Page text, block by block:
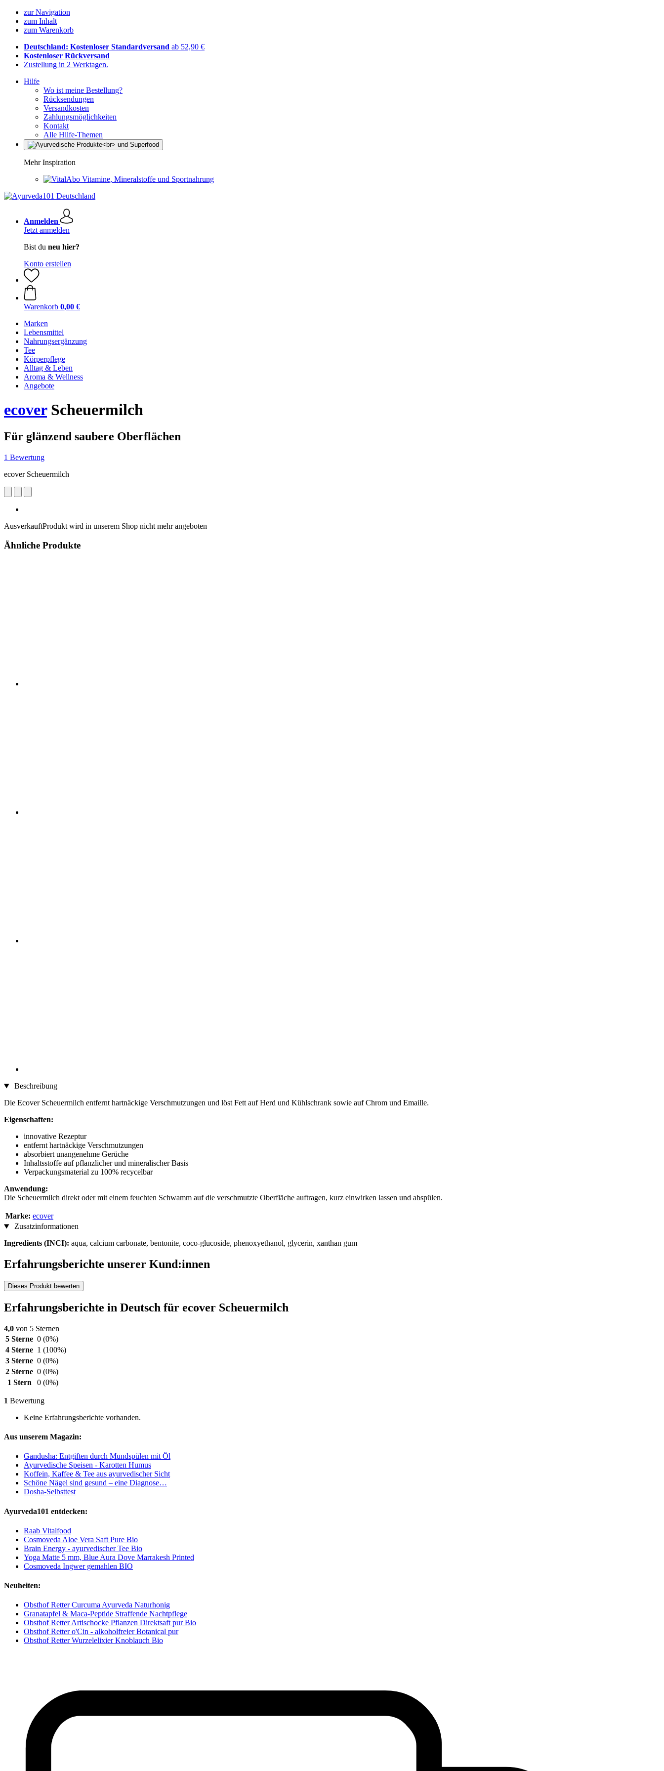
zur Navigation
zum Inhalt
zum Warenkorb
Deutschland: Kostenloser Standardversand ab 52,90 €
Kostenloser Rückversand
Zustellung in 2 Werktagen.
Hilfe
Wo ist meine Bestellung?
Rücksendungen
Versandkosten
Zahlungsmöglichkeiten
Kontakt
Alle Hilfe-Themen
Mehr Inspiration
Vitamine, Mineralstoffe und Sportnahrung
Anmelden
Jetzt anmelden
Bist du neu hier?
Konto erstellen
Warenkorb 0,00 €
Marken
Lebensmittel
Nahrungsergänzung
Tee
Körperpflege
Alltag & Leben
Aroma & Wellness
Angebote
ecoverScheuermilch
Für glänzend saubere Oberflächen
1 Bewertung
ecover Scheuermilch
AusverkauftProdukt wird in unserem Shop nicht mehr angeboten
Ähnliche Produkte
Beschreibung
Die Ecover Scheuermilch entfernt hartnäckige Verschmutzungen und löst Fett auf Herd und Kühlschrank sowie auf Chrom und Emaille.
Eigenschaften:
innovative Rezeptur
entfernt hartnäckige Verschmutzungen
absorbiert unangenehme Gerüche
Inhaltsstoffe auf pflanzlicher und mineralischer Basis
Verpackungsmaterial zu 100% recycelbar
Anwendung:
Die Scheuermilch direkt oder mit einem feuchten Schwamm auf die verschmutzte Oberfläche auftragen, kurz einwirken lassen und abspülen.
Marke: ecover
Zusatzinformationen
Ingredients (INCI): aqua, calcium carbonate, bentonite, coco-glucoside, phenoxyethanol, glycerin, xanthan gum
Erfahrungsberichte unserer Kund:innen
Dieses Produkt bewerten
Erfahrungsberichte in Deutsch für ecover Scheuermilch
4,0 von 5 Sternen
5 Sterne 0 (0%)
4 Sterne 1 (100%)
3 Sterne 0 (0%)
2 Sterne 0 (0%)
1 Stern
0 (0%)
1 Bewertung
Keine Erfahrungsberichte vorhanden.
Aus unserem Magazin:
Gandusha: Entgiften durch Mundspülen mit Öl
Ayurvedische Speisen - Karotten Humus
Koffein, Kaffee & Tee aus ayurvedischer Sicht
Schöne Nägel sind gesund – eine Diagnose…
Dosha-Selbsttest
Ayurveda101 entdecken:
Raab Vitalfood
Cosmoveda Aloe Vera Saft Pure Bio
Brain Energy - ayurvedischer Tee Bio
Yoga Matte 5 mm, Blue Aura Dove Marrakesh Printed
Cosmoveda Ingwer gemahlen BIO
Neuheiten:
Obsthof Retter Curcuma Ayurveda Naturhonig
Granatapfel & Maca-Peptide Straffende Nachtpflege
Obsthof Retter Artischocke Pflanzen Direktsaft pur Bio
Obsthof Retter o'Cin - alkoholfreier Botanical pur
Obsthof Retter Wurzelelixier Knoblauch Bio